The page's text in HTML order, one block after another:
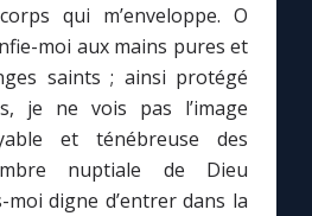
qui m’enveloppe. O
moi aux mains pures et
saints ; ainsi protégé
je ne vois pas l’image
et ténébreuse des
nuptiale de Dieu
moi digne d’entrer dans la